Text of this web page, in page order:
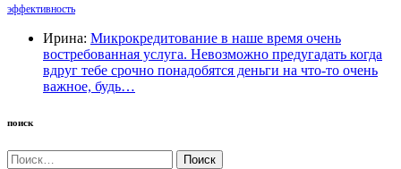
эффективность
Ирина: Микрокредитование в наше время очень
востребованная услуга. Невозможно предугадать когда
вдруг тебе срочно понадобятся деньги на что-то очень
важное, будь…
поиск
Найти: